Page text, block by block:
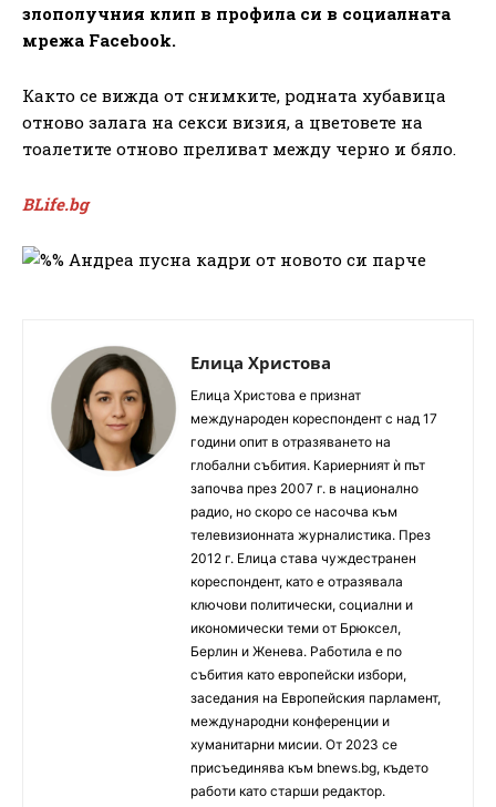
злополучния клип в профила си в социалната
мрежа Facebook.
Както се вижда от снимките, родната хубавица
отново залага на секси визия, а цветовете на
тоалетите отново преливат между черно и бяло.
BLife.bg
Елица Христова
Елица Христова е признат
международен кореспондент с над 17
години опит в отразяването на
глобални събития. Кариерният ѝ път
започва през 2007 г. в национално
радио, но скоро се насочва към
телевизионната журналистика. През
2012 г. Елица става чуждестранен
кореспондент, като е отразявала
ключови политически, социални и
икономически теми от Брюксел,
Берлин и Женева. Работила е по
събития като европейски избори,
заседания на Европейския парламент,
международни конференции и
хуманитарни мисии. От 2023 се
присъединява към bnews.bg, където
работи като старши редактор.